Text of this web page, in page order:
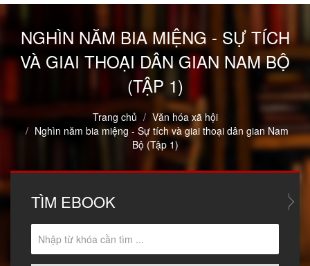
NGHÌN NĂM BIA MIỆNG - SỰ TÍCH
VÀ GIAI THOẠI DÂN GIAN NAM BỘ
(TẬP 1)
Trang chủ
Văn hóa xã hội
Nghìn năm bia miệng - Sự tích và giai thoại dân gian Nam
Bộ (Tập 1)
TÌM EBOOK